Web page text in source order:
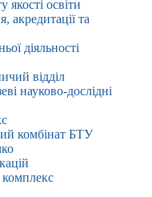
освіти
акредитації та
діяльності
відділ
науково-дослідні
комбінат БТУ